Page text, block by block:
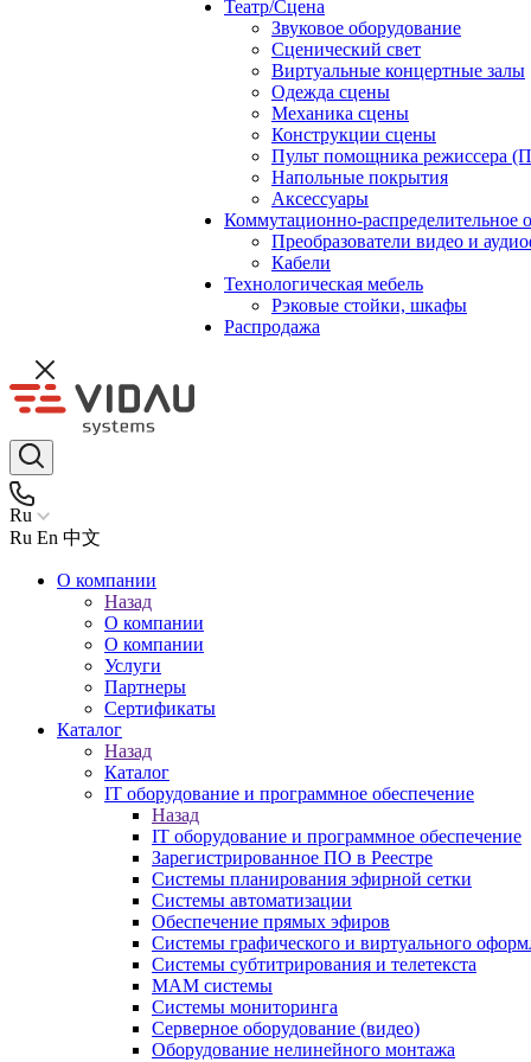
Театр/Сцена
Звуковое оборудование
Сценический свет
Виртуальные концертные залы
Одежда сцены
Механика сцены
Конструкции сцены
Пульт помощника режиссера
Напольные покрытия
Аксессуары
Коммутационно-распределительное
Преобразователи видео и
Кабели
Технологическая мебель
Рэковые стойки, шкафы
Распродажа
Ru
Ru En 中文
О компании
Назад
О компании
О компании
Услуги
Партнеры
Сертификаты
Каталог
Назад
Каталог
IT оборудование и программное обеспечение
Назад
IT оборудование и программное обеспечение
Зарегистрированное ПО в Реестре
Системы планирования эфирной сетки
Системы автоматизации
Обеспечение прямых эфиров
Системы графического и виртуального
Системы субтитрирования и телетекста
MAM системы
Системы мониторинга
Серверное оборудование (видео)
Оборудование нелинейного монтажа